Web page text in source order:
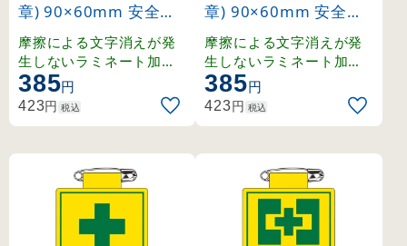
章) 90×60mm 安全ピ
ン式 交通安全 (12602
7)
摩擦による文字消えが発
生しないラミネート加工
済みワッペン。
385円
423円 税込
章) 90×60mm 安全ピ
ン式 安全当番 (12600
9)
摩擦による文字消えが発
生しないラミネート加工
済みワッペン。
385円
423円 税込